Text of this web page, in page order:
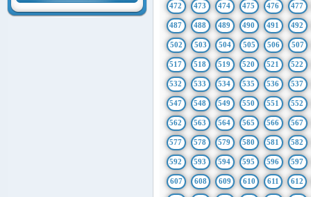
472 473 474 475 476 477
487 488 489 490 491 492
502 503 504 505 506 507
517 518 519 520 521 522
532 533 534 535 536 537
547 548 549 550 551 552
562 563 564 565 566 567
577 578 579 580 581 582
592 593 594 595 596 597
607 608 609 610 611 612